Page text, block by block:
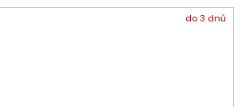
do 3 dnů